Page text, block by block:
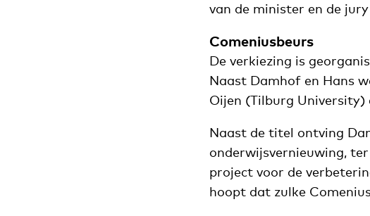
van de minister en de
Comeniusbeurs
De verkiezing is
Naast Damhof en Hans
Oijen (Tilburg University)
Naast de titel ontving
onderwijsvernieuwing,
project voor de
hoopt dat zulke